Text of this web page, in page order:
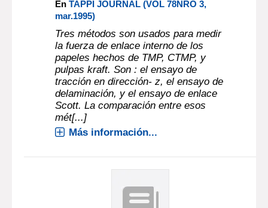
EnTAPPI JOURNAL (VOL 78NRO 3,
mar.1995)
Tres métodos son usados para medir
la fuerza de enlace interno de los
papeles hechos de TMP, CTMP, y
pulpas kraft. Son : el ensayo de
tracción en dirección- z, el ensayo de
delaminación, y el ensayo de enlace
Scott. La comparación entre esos
mét[...]
Más información...